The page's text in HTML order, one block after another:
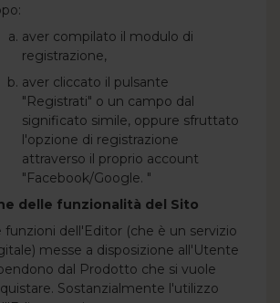
aver compilato il modulo di
registrazione,
aver cliccato il pulsante
"Registrati" o un campo dal
significato simile, oppure sfruttato
l'opzione di registrazione
attraverso il proprio account
"Facebook/Google. "
delle funzionalità del Sito
funzioni dell'Editor (che è un servizio
messe a disposizione all'Utente
dal Prodotto che si vuole
Sostanzialmente l'utilizzo